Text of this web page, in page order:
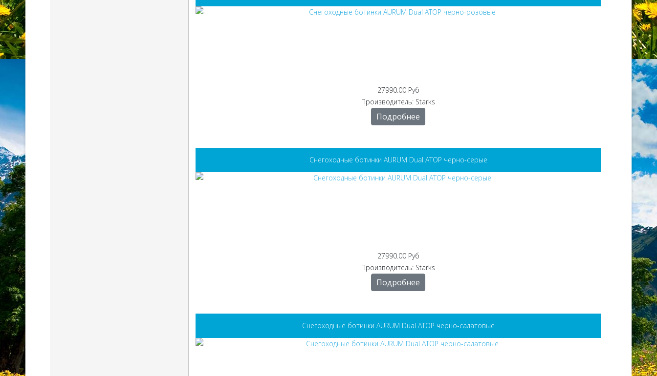
27990.00 Руб
Производитель: Starks
Подробнее
Снегоходные ботинки AURUM Dual ATOP черно-серые
27990.00 Руб
Производитель: Starks
Подробнее
Снегоходные ботинки AURUM Dual ATOP черно-салатовые